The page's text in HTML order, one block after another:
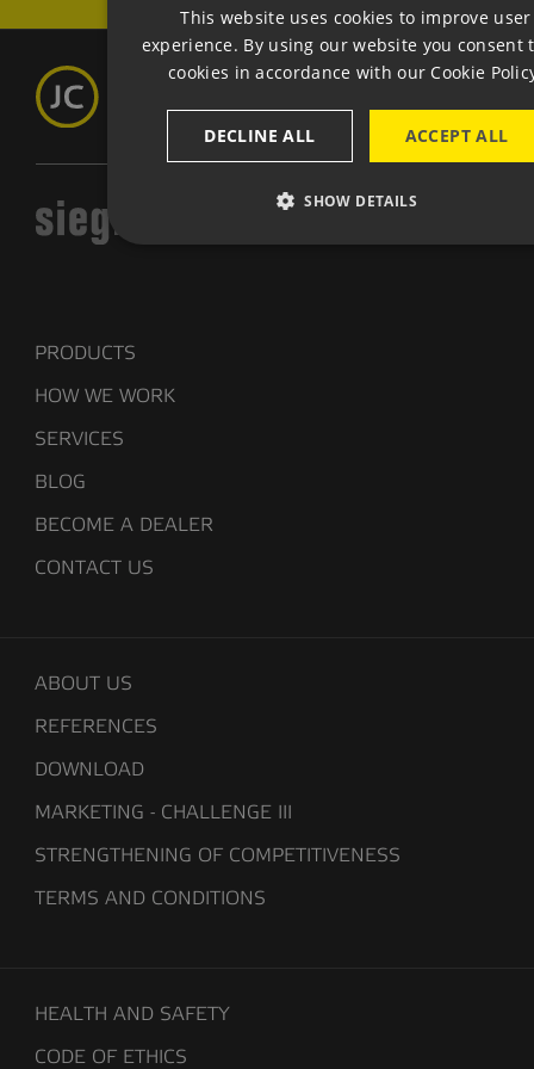
PRODUCTS
HOW WE WORK
SERVICES
BLOG
BECOME A DEALER
CONTACT US
ABOUT US
REFERENCES
DOWNLOAD
MARKETING - CHALLENGE III
STRENGTHENING OF COMPETITIVENESS
TERMS AND CONDITIONS
HEALTH AND SAFETY
CODE OF ETHICS
This website uses cookies to improve user
experience. By using our website you consent
cookies in accordance with our Cookie
ACCEPT ALL
DECLINE ALL
SHOW DETAILS